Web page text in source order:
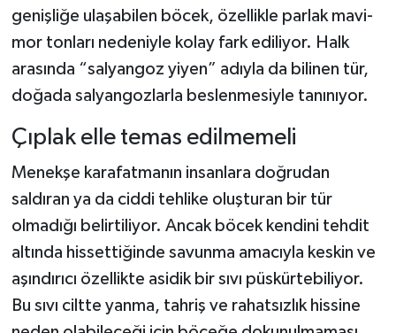
genişliğe ulaşabilen böcek, özellikle parlak mavi-
mor tonları nedeniyle kolay fark ediliyor. Halk
arasında “salyangoz yiyen” adıyla da bilinen tür,
doğada salyangozlarla beslenmesiyle tanınıyor.
Çıplak elle temas edilmemeli
Menekşe karafatmanın insanlara doğrudan
saldıran ya da ciddi tehlike oluşturan bir tür
olmadığı belirtiliyor. Ancak böcek kendini tehdit
altında hissettiğinde savunma amacıyla keskin ve
aşındırıcı özellikte asidik bir sıvı püskürtebiliyor.
Bu sıvı ciltte yanma, tahriş ve rahatsızlık hissine
Seydiler Haberleri
Taşköprü Haberleri
Tosya Haberleri
Ulusal Haberler
Teknoloji Haberleri
Siyaset Haberleri